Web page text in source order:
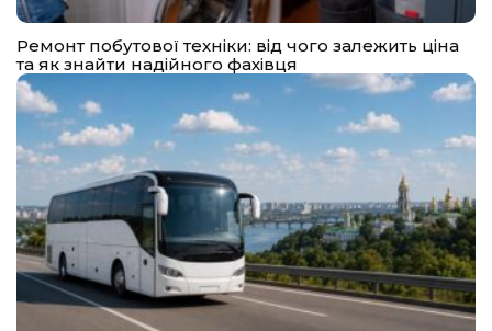
Ремонт побутової техніки: від чого залежить ціна
та як знайти надійного фахівця